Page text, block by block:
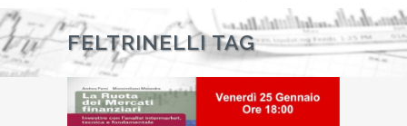
FELTRINELLI TAG